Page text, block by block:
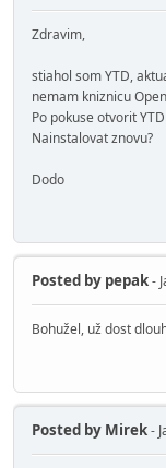
Zdravim,
stiahol som YTD,
nemam kniznicu
Po pokuse otvorit
Nainstalovat znovu?
Dodo
Posted by pepak-
Bohužel, už dost
Posted by Mirek-